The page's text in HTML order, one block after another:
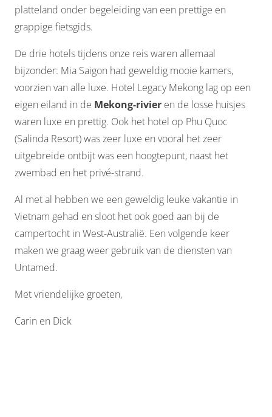
platteland onder begeleiding van een prettige en
grappige fietsgids.
De drie hotels tijdens onze reis waren allemaal
bijzonder: Mia Saigon had geweldig mooie kamers,
voorzien van alle luxe. Hotel Legacy Mekong lag op een
eigen eiland in de Mekong-rivier en de losse huisjes
waren luxe en prettig. Ook het hotel op Phu Quoc
(Salinda Resort) was zeer luxe en vooral het zeer
uitgebreide ontbijt was een hoogtepunt, naast het
zwembad en het privé-strand.
Al met al hebben we een geweldig leuke vakantie in
Vietnam gehad en sloot het ook goed aan bij de
campertocht in West-Australië. Een volgende keer
maken we graag weer gebruik van de diensten van
Untamed.
Met vriendelijke groeten,
Carin en Dick